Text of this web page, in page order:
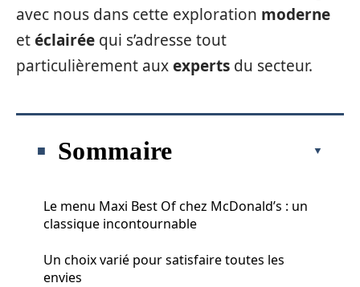
avec nous dans cette exploration moderne
etéclairée qui s’adresse tout
particulièrement auxexperts du secteur.
Sommaire
Le menu Maxi Best Of chez McDonald’s : un
classique incontournable
Un choix varié pour satisfaire toutes les
envies